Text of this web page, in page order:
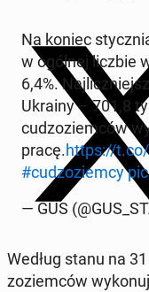
Na koniec
w ogólnej liczbie
6,4%.
Ukrainy – 701,8
cud­zoziem­ców
pracę.https://
#cud­zoziem­cy
— GUS
Według stanu na
zoziem­ców